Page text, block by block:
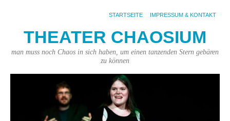
STARTSEITE IMPRESSUM & KONTAKT
THEATER CHAOSIUM
man muss noch Chaos in sich haben, um einen tanzenden Stern gebären
zu können